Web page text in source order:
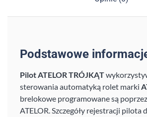
Podstawowe
Pilot ATELOR TRÓJKĄT
sterowania automatyką rolet marki
brelokowe programowane są
ATELOR. Szczegóły rejestracji pilota